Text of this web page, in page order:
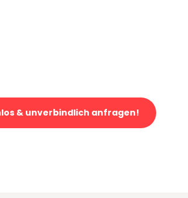
& unverbindlich anfragen!